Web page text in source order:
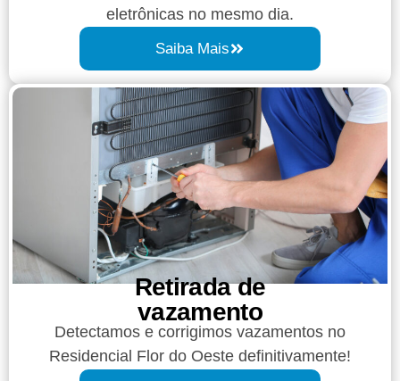
eletrônicas no mesmo dia.
Saiba Mais
Retirada de
vazamento​​
Detectamos e corrigimos vazamentos no
Residencial Flor do Oeste definitivamente!